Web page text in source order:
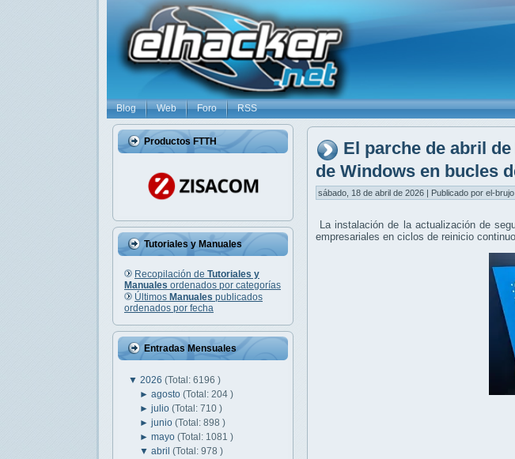
Blog Web Foro RSS
Productos FTTH
Tutoriales y Manuales
Recopilación de Tutoriales y
Manuales ordenados por categorías
Últimos Manuales publicados
ordenados por fecha
Entradas Mensuales
▼ 2026 (Total: 6196 )
►agosto(Total: 204 )
►julio(Total: 710 )
►junio(Total: 898 )
►mayo(Total: 1081 )
▼abril(Total: 978 )
El parche de abril
de Windows en bucles
sábado, 18 de abril de 2026 | Publicado por el-brujo
La instalación de la actualización de
empresariales en ciclos de reinicio